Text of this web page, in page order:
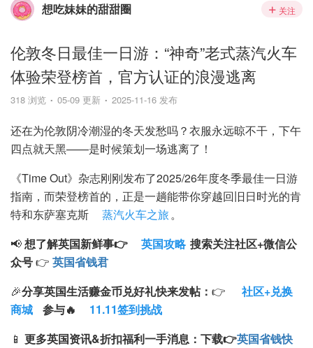
想吃妹妹的甜甜圈 关注
伦敦冬日最佳一日游：“神奇”老式蒸汽火车
体验荣登榜首，官方认证的浪漫逃离
318 浏览 05-09 更新 2025-11-16 发布
还在为伦敦阴冷潮湿的冬天发愁吗？衣服永远晾不干，下午
四点就天黑——是时候策划一场逃离了！
《Time Out》杂志刚刚发布了2025/26年度冬季最佳一日游
指南，而荣登榜首的，正是一趟能带你穿越回旧日时光的肯
特和东萨塞克斯
蒸汽火车之旅。
📢想了解英国新鲜事👉 英国攻略 搜索关注社区+微信公
众号👉 英国省钱君
🎉分享英国生活赚金币兑好礼快来发帖： 👉
社区+兑换
商城 参与🔥
11.11签到挑战
📱 更多英国资讯&折扣福利一手消息： 下载👉英国省钱快